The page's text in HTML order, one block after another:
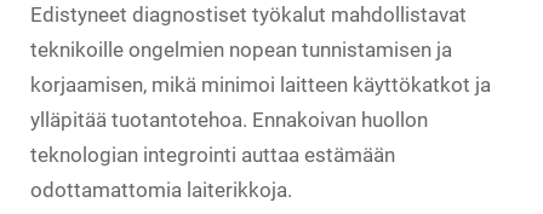
Edistyneet diagnostiset työkalut mahdollistavat
teknikoille ongelmien nopean tunnistamisen ja
korjaamisen, mikä minimoi laitteen käyttökatkot ja
ylläpitää tuotantotehoa. Ennakoivan huollon
teknologian integrointi auttaa estämään
odottamattomia laiterikkoja.